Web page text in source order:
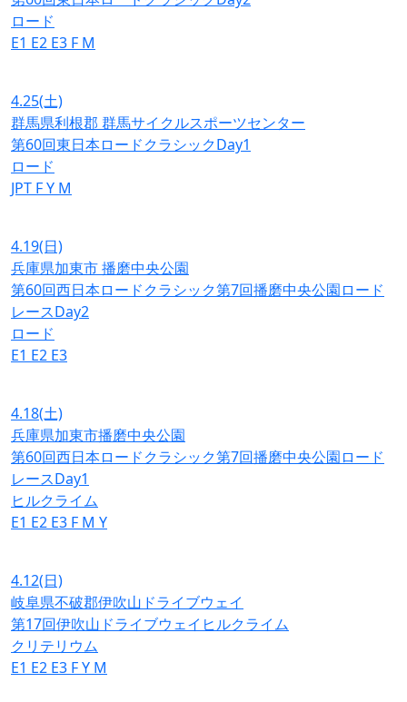
ロード
E1 E2 E3 F M
4.25(土)
群馬県利根郡 群馬サイクルスポーツセンター
第60回東日本ロードクラシックDay1
ロード
JPT FY M
4.19(日)
兵庫県加東市 播磨中央公園
第60回西日本ロードクラシック第7回播磨中央公園ロード
レースDay2
ロード
E1 E2 E3
4.18(土)
兵庫県加東市播磨中央公園
第60回西日本ロードクラシック第7回播磨中央公園ロード
レースDay1
ヒルクライム
E1 E2 E3 F M Y
4.12(日)
岐阜県不破郡伊吹山ドライブウェイ
第17回伊吹山ドライブウェイヒルクライム
クリテリウム
E1 E2 E3 FY M